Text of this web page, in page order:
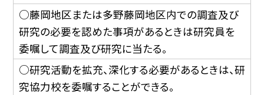
○藤岡地区または多野藤岡地区内での調査及び
研究の必要を認めた事項があるときは研究員を
委嘱して調査及び研究に当たる。
○研究活動を拡充、深化する必要があるときは、研
究協力校を委嘱することができる。